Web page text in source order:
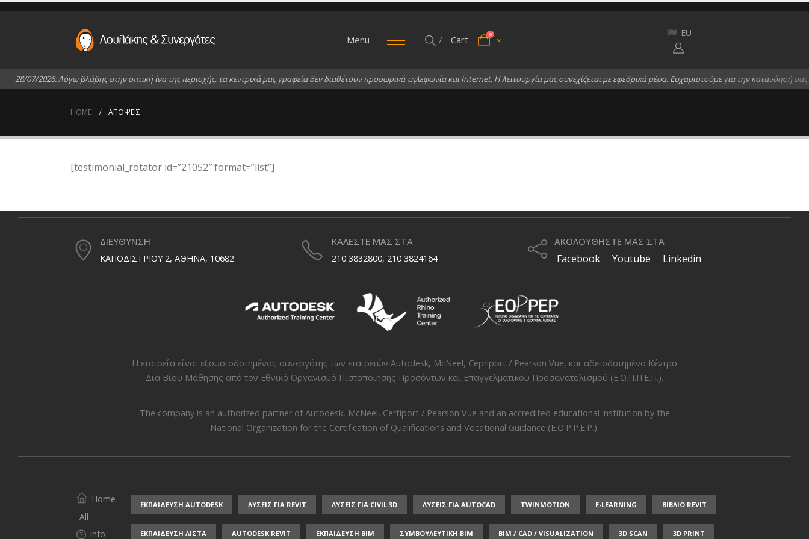
Menu / Cart 0 EU
28/07/2026:Λόγω βλάβης στην οπτική ίνα της περιοχής, τα κεντρικά μας γραφεία δεν διαθέτουν προσωρινά τηλεφωνία και Internet. Ηλειτουργία μας συνεχίζεται με εφεδρικά μέσα. Ευχαριστούμε για την κατανόησή σας.
HOME ΑΠΌΨΕΙΣ
[testimonial_rotator id=”21052″ format=”list”]
ΔΙΕΥΘΥΝΣΗ
ΚΑΠΟΔΙΣΤΡΙΟΥ 2, ΑΘΗΝΑ, 10682
ΚΑΛΕΣΤΕ ΜΑΣ ΣΤΑ
210 3832800, 210 3824164
ΑΚΟΛΟΥΘΗΣΤΕ ΜΑΣ ΣΤΑ
Facebook Youtube Linkedin
Η εταιρεία είναι εξουσιοδοτημένος συνεργάτης των εταιρειών Autodesk, McNeel, Cepriport / Pearson Vue, και αδειοδοτημένο Κέντρο
Δια Βίου Μάθησης από τον Εθνικό Οργανισμό Πιστοποίησης Προσόντων και Επαγγελματικού Προσανατολισμού (Ε.Ο.Π.Π.Ε.Π.).
The company is an authorized partner ofAutodesk, McNeel, Certiport / Pearson Vue and an accredited educational institution by the
National Organization for the Certification of Qualifications and Vocational Guidance (E.O.P.P.E.P.).
Home
All
Info
ΕΚΠΑΙΔΕΥΣΗ AUTODESK ΛΥΣΕΙΣ ΓΙΑ REVIT ΛΥΣΕΙΣ ΓΙΑ CIVIL 3D ΛΥΣΕΙΣ ΓΙΑ AUTOCAD TWINMOTION E-LEARNING ΒΙΒΛΙΟ REVIT
ΕΚΠΑΙΔΕΥΣΗ ΛΙΣΤΑ AUTODESK REVIT ΕΚΠΑΙΔΕΥΣΗ ΒΙΜ ΣΥΜΒΟΥΛΕΥΤΙΚΗ ΒΙΜ BIM / CAD / VISUALIZATION 3D SCAN 3D PRINT